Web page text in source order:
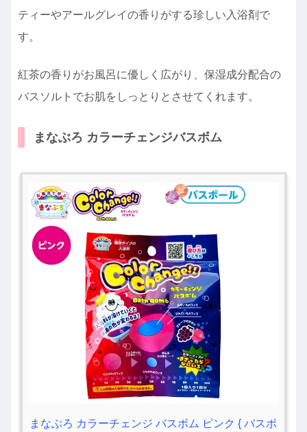
ティーやアールグレイの香りがする珍しい入浴剤で
す。
紅茶の香りがお風呂に優しく広がり、保湿成分配合の
バスソルトでお肌をしっとりとさせてくれます。
まなぶろ カラーチェンジバスボム
まなぶろ カラーチェンジ バスボム ピンク { バスボ